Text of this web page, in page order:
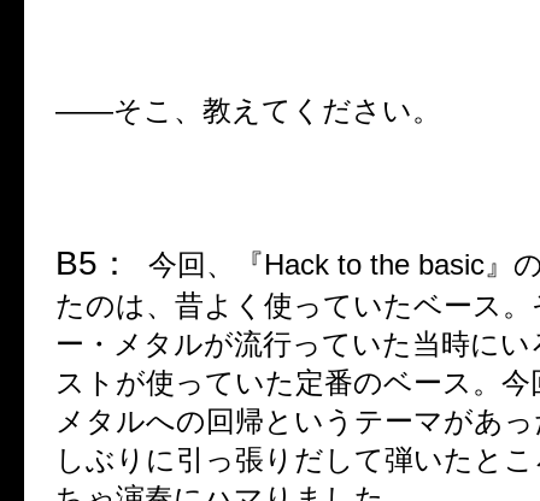
――そこ、教えてください。
B5 ： 今回、『Hack to the basic 』
たのは、昔よく使っていたベース
ー・メタルが流行っていた当時に
ストが使っていた定番のベース。今
メタルへの回帰というテーマがあ
しぶりに引っ張りだして弾いたと